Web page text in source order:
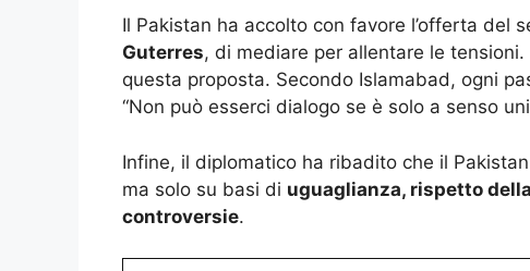
Il Pakistan ha accolto con favore l’offerta del
Guterres, di mediare per allentare le tensioni.
questa proposta. Secondo Islamabad, ogni
“Non può esserci dialogo se è solo a senso
Infine, il diplomatico ha ribadito che il
ma solo su basi di uguaglianza, rispetto
controversie.